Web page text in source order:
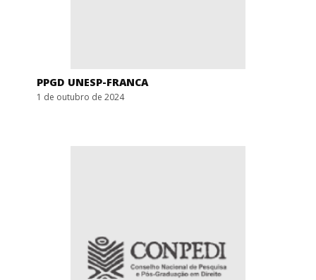
PPGD UNESP-FRANCA
1 de outubro de 2024